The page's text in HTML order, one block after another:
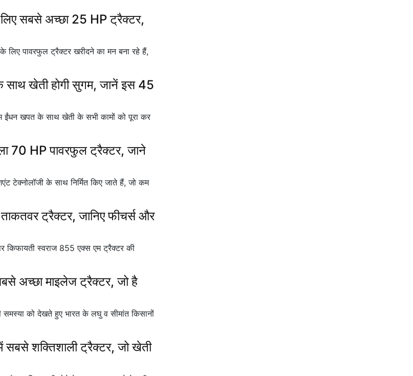
सबसे अच्छा 25 HP ट्रैक्टर,
पावरफुल ट्रैक्टर खरीदने का मन बना रहे हैं,
खेती होगी सुगम, जानें इस 45
खपत के साथ खेती के सभी कामों को पूरा कर
70 HP पावरफुल ट्रैक्टर, जाने
के साथ निर्मित किए जाते हैं, जो कम
ट्रैक्टर, जानिए फीचर्स और
स्वराज 855 एक्स एम ट्रैक्टर की
अच्छा माइलेज ट्रैक्टर, जो है
को देखते हुए भारत के लघु व सीमांत किसानों
शक्तिशाली ट्रैक्टर, जो खेती